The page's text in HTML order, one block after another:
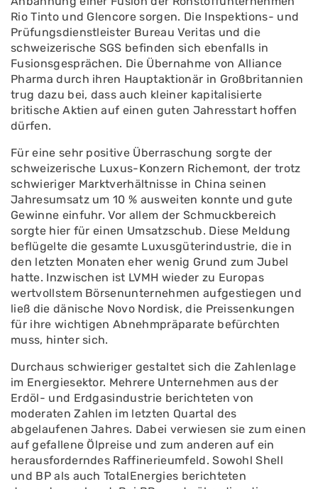
Rio Tinto und Glencore sorgen. Die Inspektions- und
Prüfungsdienstleister Bureau Veritas und die
schweizerische SGS befinden sich ebenfalls in
Fusionsgesprächen. Die Übernahme von Alliance
Pharma durch ihren Hauptaktionär in Großbritannien
trug dazu bei, dass auch kleiner kapitalisierte
britische Aktien auf einen guten Jahresstart hoffen
dürfen.
Für eine sehr positive Überraschung sorgte der
schweizerische Luxus-Konzern Richemont, der trotz
schwieriger Marktverhältnisse in China seinen
Jahresumsatz um 10 % ausweiten konnte und gute
Gewinne einfuhr. Vor allem der Schmuckbereich
sorgte hier für einen Umsatzschub. Diese Meldung
beflügelte die gesamte Luxusgüterindustrie, die in
den letzten Monaten eher wenig Grund zum Jubel
hatte. Inzwischen ist LVMH wieder zu Europas
wertvollstem Börsenunternehmen aufgestiegen und
ließ die dänische Novo Nordisk, die Preissenkungen
für ihre wichtigen Abnehmpräparate befürchten
muss, hinter sich.
Durchaus schwieriger gestaltet sich die Zahlenlage
im Energiesektor. Mehrere Unternehmen aus der
Erdöl- und Erdgasindustrie berichteten von
moderaten Zahlen im letzten Quartal des
abgelaufenen Jahres. Dabei verwiesen sie zum einen
auf gefallene Ölpreise und zum anderen auf ein
herausforderndes Raffinerieumfeld. Sowohl Shell
und BP als auch TotalEnergies berichteten